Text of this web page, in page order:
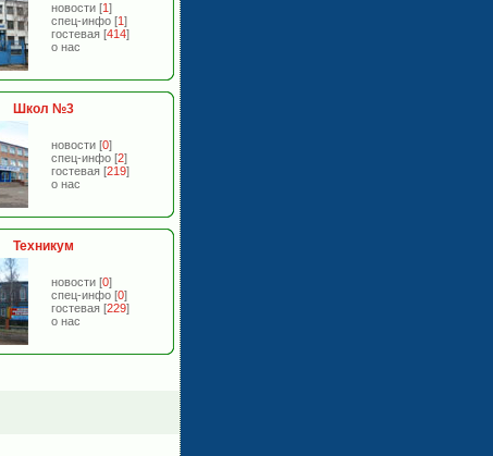
новости [1]
спец-инфо [1]
гостевая [414]
о нас
Школ №3
новости [0]
спец-инфо [2]
гостевая [219]
о нас
Техникум
новости [0]
спец-инфо [0]
гостевая [229]
о нас